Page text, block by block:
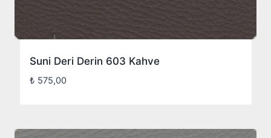
Suni Deri Derin 603 Kahve
₺ 575,00